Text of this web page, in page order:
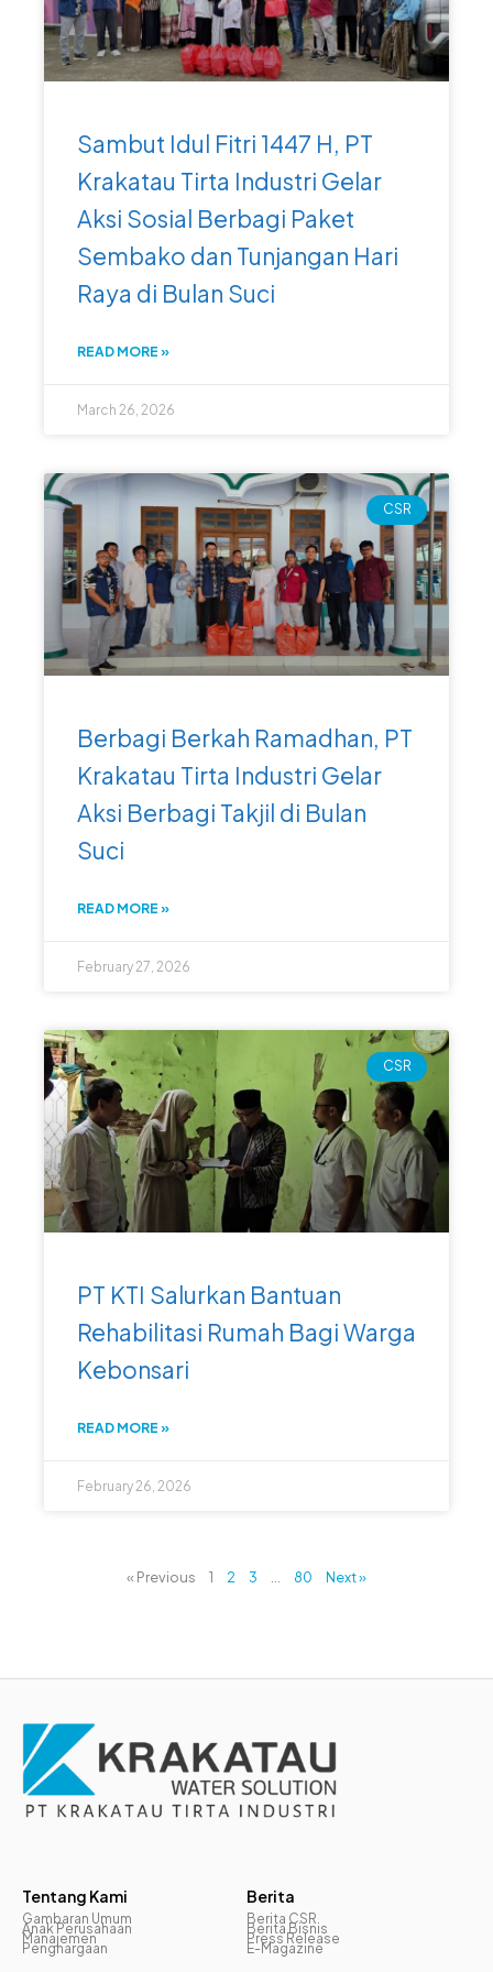
Sambut Idul Fitri 1447 H, PT
Krakatau Tirta Industri Gelar
Aksi Sosial Berbagi Paket
Sembako dan Tunjangan Hari
Raya di Bulan Suci
READ MORE »
March 26, 2026
CSR
Berbagi Berkah Ramadhan, PT
Krakatau Tirta Industri Gelar
Aksi Berbagi Takjil di Bulan
Suci
READ MORE »
February 27, 2026
CSR
PT KTI Salurkan Bantuan
Rehabilitasi Rumah Bagi Warga
Kebonsari
READ MORE »
February 26, 2026
« Previous 1 2 3 … 80 Next »
Tentang Kami
Gambaran Umum
Anak Perusahaan
Manajemen
Penghargaan
Berita
Berita CSR
Berita Bisnis
Press Release
E-Magazine